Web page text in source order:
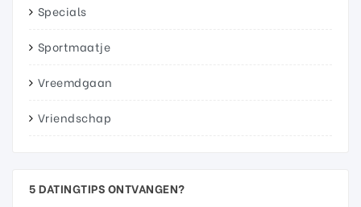
Specials
Sportmaatje
Vreemdgaan
Vriendschap
5 DATINGTIPS ONTVANGEN?